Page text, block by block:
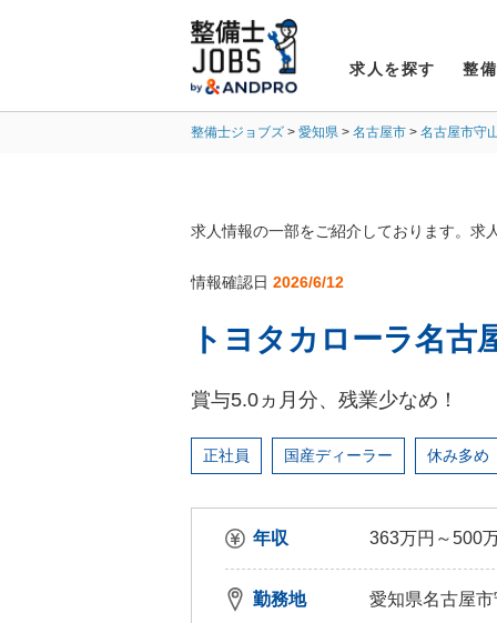
求人を探す 整
整備士ジョブズ 愛知県 名古屋市 名古屋市守
求人情報の一部をご紹介しております。求
情報確認日 2026/6/12
トヨタカローラ名
賞与5.0ヵ月分、残業少なめ！
正社員 国産ディーラー 休み多め
年収 363万円～500
勤務地 愛知県名古屋